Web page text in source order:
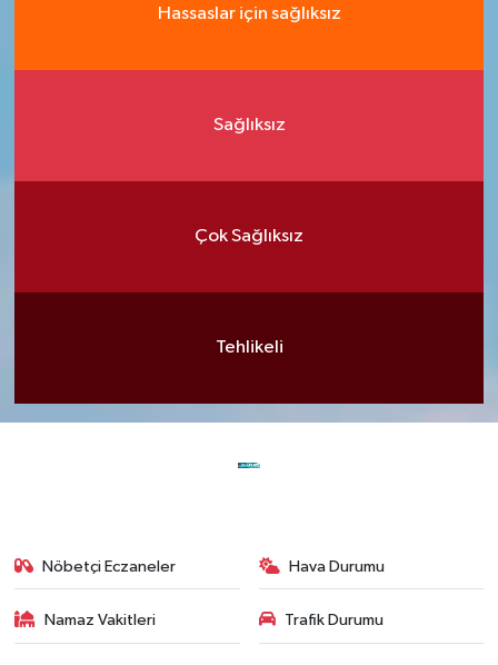
Hassaslar için sağlıksız
Sağlıksız
Çok Sağlıksız
Tehlikeli
Nöbetçi Eczaneler Hava Durumu
Namaz Vakitleri Trafik Durumu